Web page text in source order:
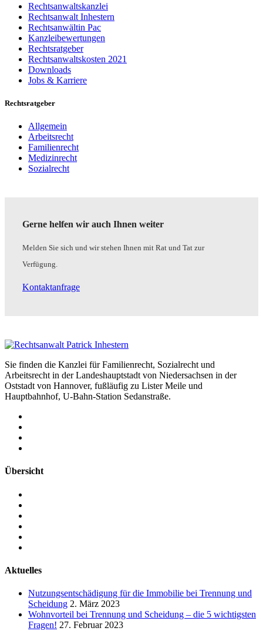
Rechtsanwaltskanzlei
Rechtsanwalt Inhestern
Rechtsanwältin Pac
Kanzleibewertungen
Rechtsratgeber
Rechtsanwaltskosten 2021
Downloads
Jobs & Karriere
Rechtsratgeber
Allgemein
Arbeitsrecht
Familienrecht
Medizinrecht
Sozialrecht
Gerne helfen wir auch Ihnen weiter
Melden Sie sich und wir stehen Ihnen mit Rat und Tat zur
Verfügung.
Kontaktanfrage
Sie finden die Kanzlei für Familienrecht, Sozialrecht und
Arbeitsrecht in der Landeshauptstadt von Niedersachsen in der
Oststadt von Hannover, fußläufig zu Lister Meile und
Hauptbahnhof, U-Bahn-Station Sedanstraße.
Übersicht
Aktuelles
Nutzungsentschädigung für die Immobilie bei Trennung und
Scheidung 2. März 2023
Wohnvorteil bei Trennung und Scheidung – die 5 wichtigsten
Fragen! 27. Februar 2023